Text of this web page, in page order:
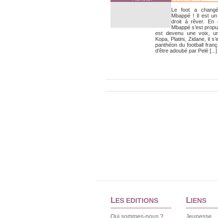
Le foot a
Mbappé ! Il est
droit à rêver. En
Mbappé s’est
est devenu une voix,
Kopa, Platini, Zidane, il
panthéon du football
d’être adoubé par Pelé [...]
LES EDITIONS
Qui sommes-nous ?
LIENS
Jeunesse